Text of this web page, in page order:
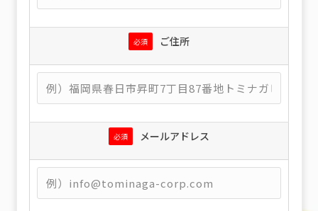
必須 ご住所
必須 メールアドレス